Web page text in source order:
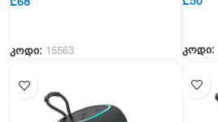
კოდი:
კოდი: 15563